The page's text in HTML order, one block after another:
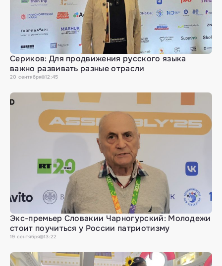
Сериков: Для продвижения русского языка
важно развивать разные отрасли
20 сентября 12:45
Экс-премьер Словакии Чарногурский: Молодежи
стоит поучиться у России патриотизму
19 сентября 13:22